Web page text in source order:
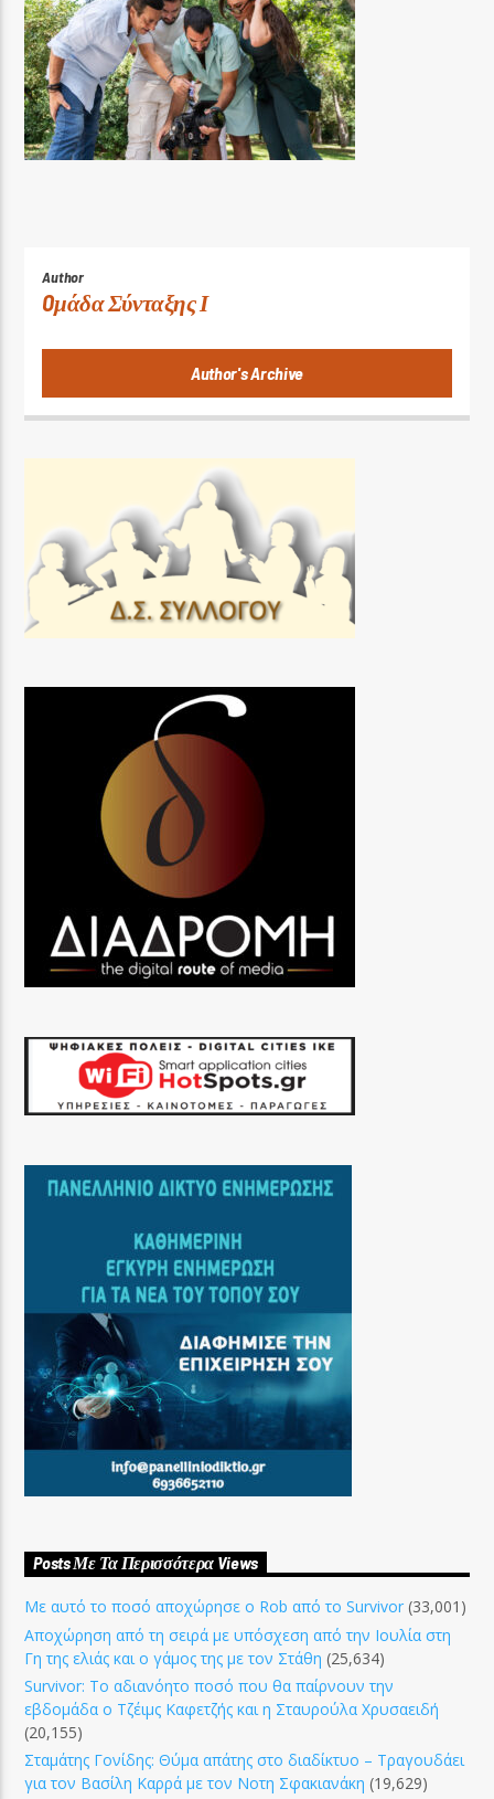
Author
Oμάδα Σύνταξης Ι
Author's Archive
Posts Με Τα Περισσότερα Views
Με αυτό το ποσό αποχώρησε ο Rob από το Survivor (33,001)
Αποχώρηση από τη σειρά με υπόσχεση από την Ιουλία στη
Γη της ελιάς και ο γάμος της με τον Στάθη (25,634)
Survivor: Το αδιανόητο ποσό που θα παίρνουν την
εβδομάδα ο Τζέιμς Καφετζής και η Σταυρούλα Χρυσαειδή
(20,155)
Σταμάτης Γονίδης: Θύμα απάτης στο διαδίκτυο – Τραγουδάει
για τον Βασίλη Καρρά με τον Νοτη Σφακιανάκη (19,629)